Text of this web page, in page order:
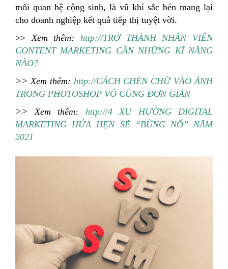
mối quan hệ cộng sinh, là vũ khí sắc bén mang lại
cho doanh nghiệp kết quả tiếp thị tuyệt vời.
>>Xem thêm:
http://TRỞ THÀNH NHÂN VIÊN
CONTENT MARKETING CẦN NHỮNG KĨ NĂNG
NÀO?
>> Xem thêm: http://CÁCH CHÈN CHỮ VÀO ẢNH
TRONG PHOTOSHOP VÔ CÙNG ĐƠN GIẢN
>> Xem thêm: http://4 XU HƯỚNG DIGITAL
MARKETING HỨA HẸN SẼ “BÙNG NỔ” NĂM
2021